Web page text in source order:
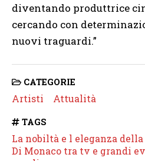
diventando produttrice
cercando con
nuovi traguardi.”
CATEGORIE
Artisti Attualità
TAGS
La nobiltà e l eleganza della
Di Monaco tra tv e grandi